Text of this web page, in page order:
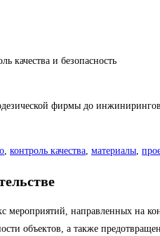
качества и безопасность
фирмы до
, контроль качества, материалы,
мероприятий, направленных на
объектов, а также